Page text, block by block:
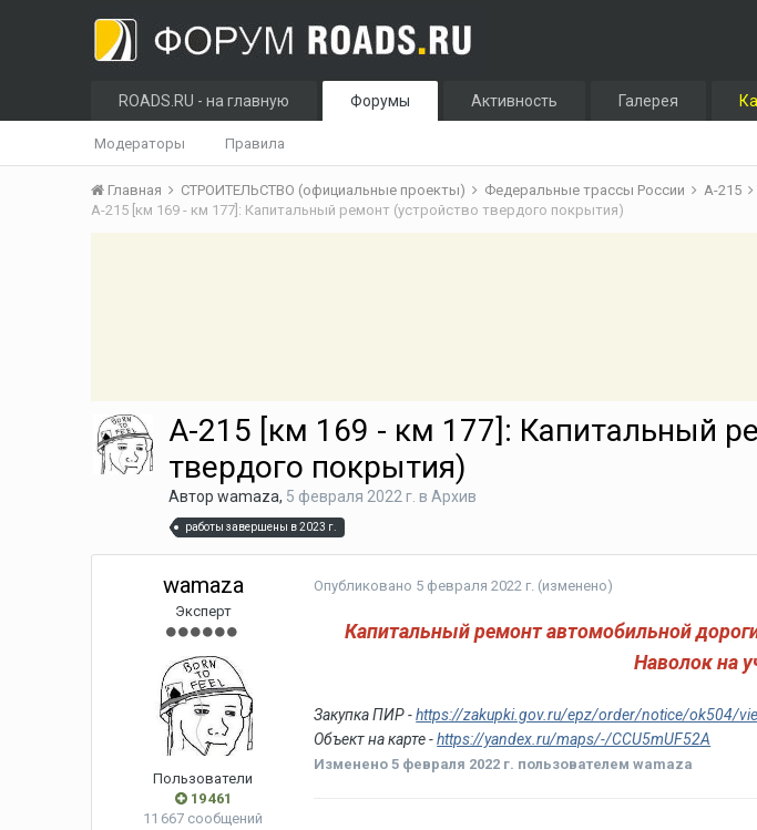
ROADS.RU - на главную Форумы
Модераторы Правила
Активность Галерея
Главная СТРОИТЕЛЬСТВО (официальные проекты) Федеральные трассы России А-215
А-215 [км 169 - км 177]: Капитальный ремонт (устройство твердого покрытия)
А-215 [км 169 - км 177]: Капитальный
твердого покрытия)
Авторwamaza, 5 февраля 2022 г. в Архив
работы завершены в 2023 г.
wamaza
Эксперт
Пользователи
19 461
11 667 сообщений
Опубликовано 5 февраля 2022 г. (изменено)
Капитальный ремонт автомобильной
Наволокна
Закупка ПИР -https://zakupki.gov.ru/epz/order/notice/ok504/
Объект на карте -https://yandex.ru/maps/-/CCU5mUF52A
Изменено5 февраля 2022 г. пользователем wamaza